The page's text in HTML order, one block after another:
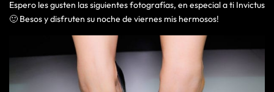
Espero les gusten las siguientes fotografías, en especial a ti Invictus
🙂 Besos y disfruten su noche de viernes mis hermosos!